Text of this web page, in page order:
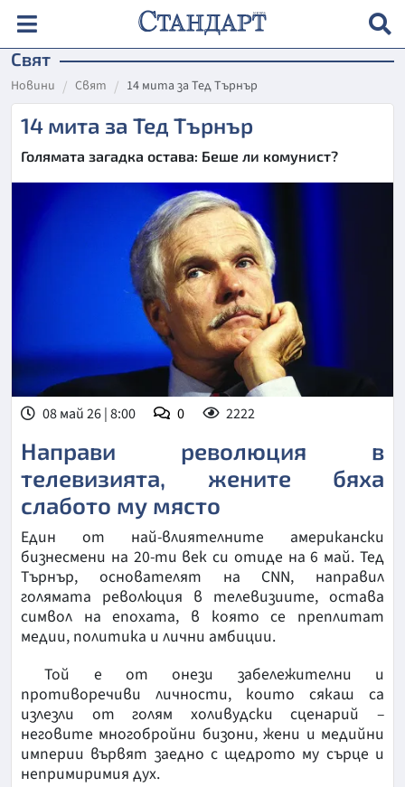
Свят
Новини Свят 14 мита за Тед Търнър
14 мита за Тед Търнър
Голямата загадка остава: Беше ли комунист?
08 май 26 | 8:00 0 2222
Направи революция в
телевизията, жените бяха
слабото му място
Един от най-влиятелните американски
бизнесмени на 20-ти век си отиде на 6 май. Тед
Търнър, основателят на CNN, направил
голямата революция в телевизиите, остава
символ на епохата, в която се преплитат
медии, политика и лични амбиции.
Той е от онези забележителни и
противоречиви личности, които сякаш са
излезли от голям холивудски сценарий –
неговите многобройни бизони, жени и медийни
империи вървят заедно с щедрото му сърце и
непримиримия дух.